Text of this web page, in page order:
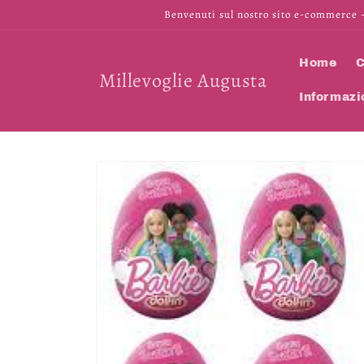
Benvenuti sul nostro sito e-commerce
Millevoglie Augusta
Home
informazioni
sul prodotto